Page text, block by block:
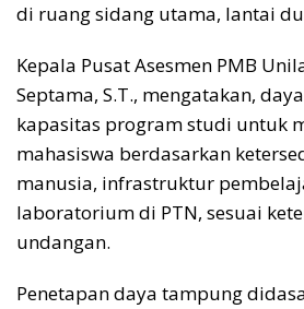
di ruang sidang utama, lantai
Kepala Pusat Asesmen PMB
Septama, S.T., mengatakan,
kapasitas program studi untuk
mahasiswa berdasarkan
manusia, infrastruktur
laboratorium di PTN, sesuai
undangan.
Penetapan daya tampung